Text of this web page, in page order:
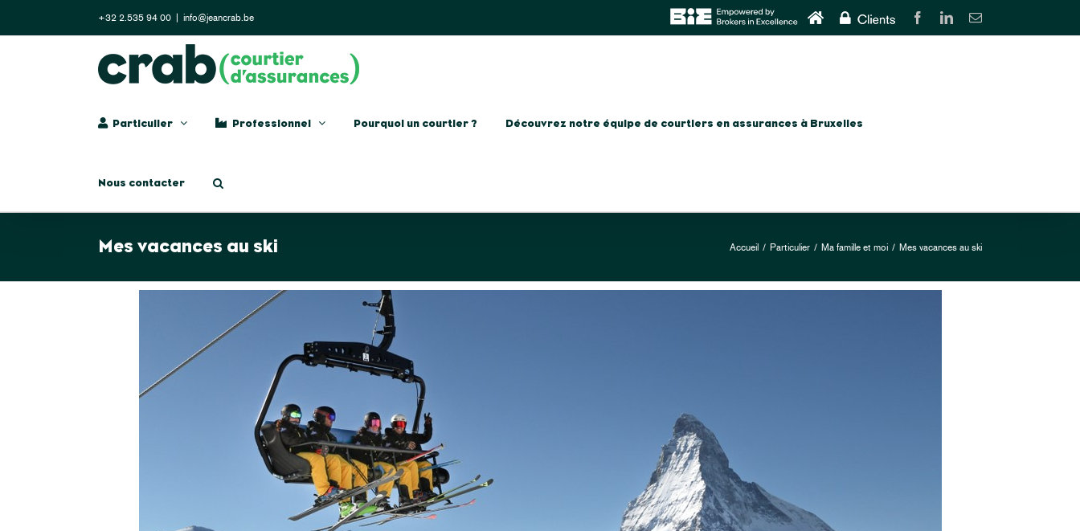
+32 2.535 94 00 info@jeancrab.be Home CLIENTS FacebookLinkedInEmail
Particulier Professionnel Pourquoi un courtier ? Découvrez notre équipe de courtiers en assurances à Bruxelles
Nous contacter
Mes vacances au ski Accueil / Particulier / Ma famille et moi / Mes vacances au ski